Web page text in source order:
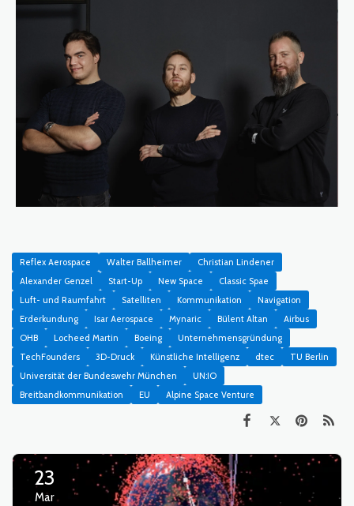
Reflex Aerospace Walter Ballheimer
Christian Lindener
Alexander Genzel
Start-Up New Space
Classic Spae
Luft- und Raumfahrt
Satelliten Kommunikation
Navigation
Erderkundung
Isar Aerospace Mynaric Bülent Altan
Airbus
OHB
Locheed Martin Boeing
Unternehmensgründung
TechFounders
3D-Druck Künstliche Intelligenz dtec
TU Berlin
Universität der Bundeswehr München
UN:IO
Breitbandkommunikation
EU Alpine Space Venture
23
Mar